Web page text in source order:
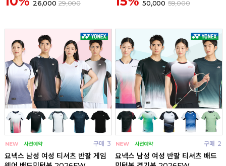
26,000 29,000 50,000 59,000
구매 3
요넥스 남성 여성 티셔츠 반팔 게임
구매 2
요넥스 남성 여성 반팔 티셔츠 배드